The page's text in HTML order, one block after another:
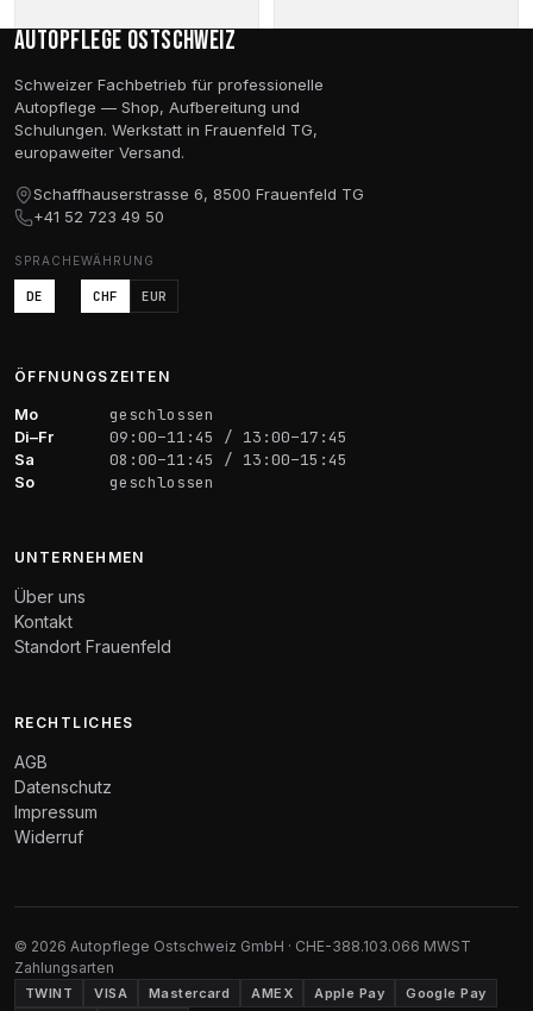
Autopflege Ostschweiz
Schweizer Fachbetrieb für professionelle
Autopflege — Shop, Aufbereitung und
Schulungen. Werkstatt in Frauenfeld TG,
europaweiter Versand.
Schaffhauserstrasse 6, 8500 Frauenfeld TG
+41 52 723 49 50
SPRACHE
DE
WÄHRUNG
CHF EUR
ÖFFNUNGSZEITEN
Mo geschlossen
Di–Fr 09:00–11:45 / 13:00–17:45
Sa 08:00–11:45 / 13:00–15:45
So geschlossen
UNTERNEHMEN
Über uns
Kontakt
Standort Frauenfeld
RECHTLICHES
AGB
Datenschutz
Impressum
Widerruf
© 2026 Autopflege Ostschweiz GmbH · CHE-388.103.066 MWST
Zahlungsarten
TWINT VISA Mastercard AMEX Apple Pay Google Pay